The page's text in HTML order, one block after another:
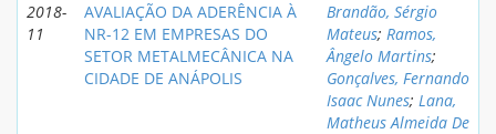
2018-
11
AVALIAÇÃO DA ADERÊNCIA À
NR-12 EM EMPRESAS DO
SETOR METALMECÂNICA NA
CIDADE DE ANÁPOLIS
Brandão, Sérgio
Mateus; Ramos,
Ângelo Martins;
Gonçalves, Fernando
Isaac Nunes; Lana,
Matheus Almeida De